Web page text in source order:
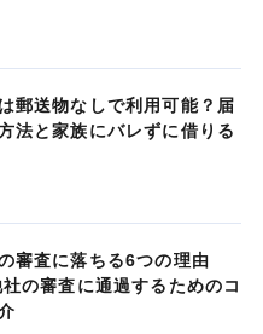
郵送物なしで利用可能？届
法と家族にバレずに借りる
審査に落ちる6つの理由
の審査に通過するためのコ